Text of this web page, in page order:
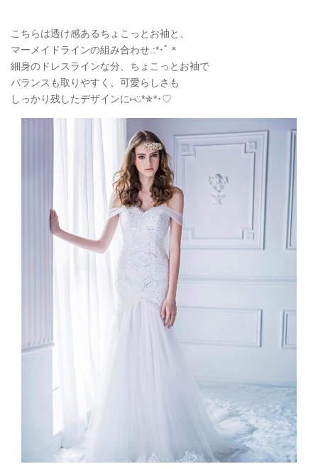
こちらは透け感あるちょこっとお袖と、
マーメイドラインの組み合わせ.:*･ﾟ＊
細身のドレスラインな分、ちょこっとお袖で
バランスも取りやすく、可愛らしさも
しっかり残したデザインに⑅◡̈*✯*･♡